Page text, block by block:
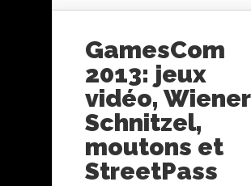
GamesCom
2013: jeux
vidéo, Wiener
Schnitzel,
moutons et
StreetPass